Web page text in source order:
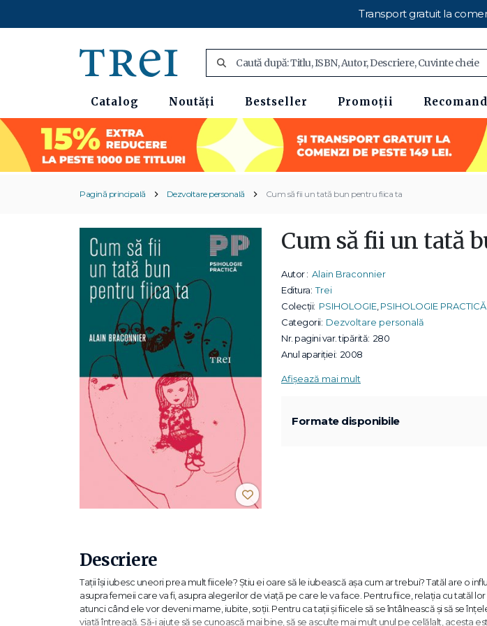
Transport gratuit la
Catalog Noutăți Bestseller Promoții
Pagină principală Dezvoltare personală Cum să fii un tată bun pentru fiica ta
Cum să fii un tată
Autor : Alain Braconnier
Editura: Trei
Colecții: PSIHOLOGIE, PSIHOLOGIE PRACTICĂ
Categorii: Dezvoltare personală
Nr. pagini var. tipărită: 280
Anul apariției: 2008
Afișează mai mult
Formate disponibile
Descriere
Taţii îşi iubesc uneori prea mult fiicele? Ştiu ei oare să le iubească aşa cum ar trebui? Tatăl are o
asupra femeii care va fi, asupra alegerilor de viaţă pe care le va face. Pentru fiice, relaţia cu tatăl
atunci când ele vor deveni mame, iubite, soţii. Pentru ca taţii şi fiicele să se întâlnească şi să se
viaţă întreagă. Să-i ajute să se cunoască mai bine, să se asculte mai mult unul pe celălalt, acesta